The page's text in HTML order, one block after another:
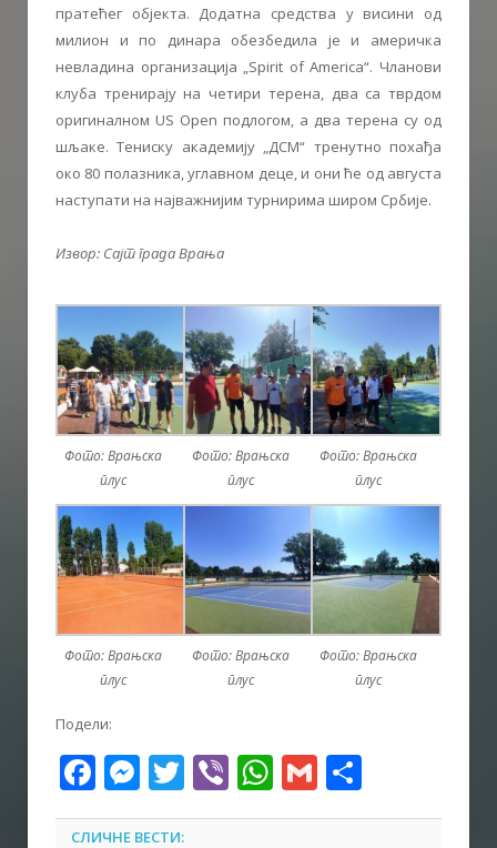
пратећег објекта. Додатна средства у висини од
милион и по динара обезбедила је и америчка
невладина организација „Spirit of America“. Чланови
клуба тренирају на четири терена, два са тврдом
оригиналном US Open подлогом, а два терена су од
шљаке. Тениску академију „ДСМ“ тренутно похађа
око 80 полазника, углавном деце, и они ће од августа
наступати на најважнијим турнирима широм Србије.
Извор: Сајт града Врања
Фото: Врањска
плус
Фото: Врањска
плус
Фото: Врањска
плус
Фото: Врањска
плус
Фото: Врањска
плус
Фото: Врањска
плус
Подели:
Facebook
Messenger
Twitter
ViberWhatsApp
Gmail
СЛИЧНЕ ВЕСТИ: